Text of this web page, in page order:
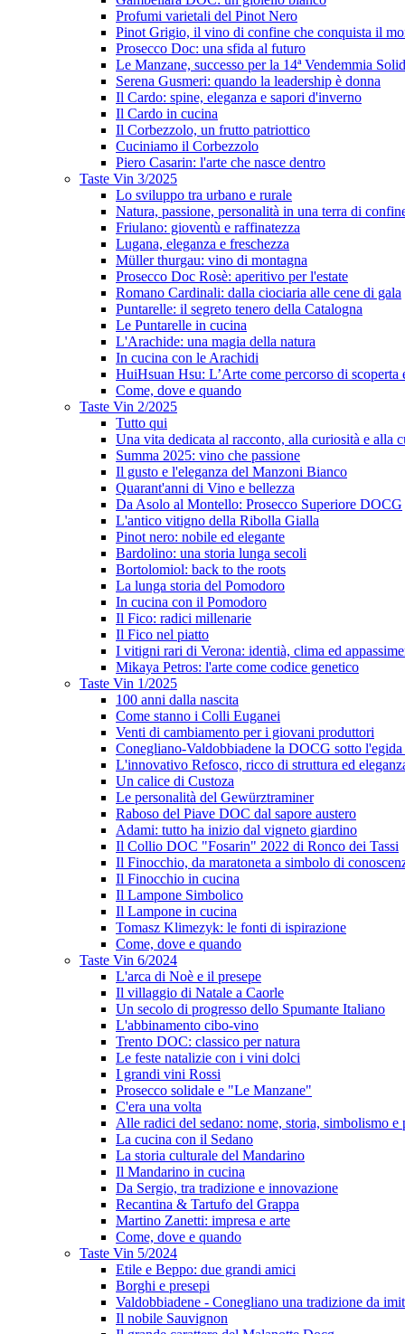
Profumi varietali del Pinot Nero
Pinot Grigio, il vino di confine che conquista il
Prosecco Doc: una sfida al futuro
Le Manzane, successo per la 14ª Vendemmia
Serena Gusmeri: quando la leadership è donna
Il Cardo: spine, eleganza e sapori d'inverno
Il Cardo in cucina
Il Corbezzolo, un frutto patriottico
Cuciniamo il Corbezzolo
Piero Casarin: l'arte che nasce dentro
Taste Vin 3/2025
Lo sviluppo tra urbano e rurale
Natura, passione, personalità in una terra di
Friulano: gioventù e raffinatezza
Lugana, eleganza e freschezza
Müller thurgau: vino di montagna
Prosecco Doc Rosè: aperitivo per l'estate
Romano Cardinali: dalla ciociaria alle cene di gala
Puntarelle: il segreto tenero della Catalogna
Le Puntarelle in cucina
L'Arachide: una magia della natura
In cucina con le Arachidi
HuiHsuan Hsu: L’Arte come percorso di scoperta
Come, dove e quando
Taste Vin 2/2025
Tutto qui
Una vita dedicata al racconto, alla curiosità e alla
Summa 2025: vino che passione
Il gusto e l'eleganza del Manzoni Bianco
Quarant'anni di Vino e bellezza
Da Asolo al Montello: Prosecco Superiore DOCG
L'antico vitigno della Ribolla Gialla
Pinot nero: nobile ed elegante
Bardolino: una storia lunga secoli
Bortolomiol: back to the roots
La lunga storia del Pomodoro
In cucina con il Pomodoro
Il Fico: radici millenarie
Il Fico nel piatto
I vitigni rari di Verona: identià, clima ed
Mikaya Petros: l'arte come codice genetico
Taste Vin 1/2025
100 anni dalla nascita
Come stanno i Colli Euganei
Venti di cambiamento per i giovani produttori
Conegliano-Valdobbiadene la DOCG sotto
L'innovativo Refosco, ricco di struttura ed
Un calice di Custoza
Le personalità del Gewürztraminer
Raboso del Piave DOC dal sapore austero
Adami: tutto ha inizio dal vigneto giardino
Il Collio DOC "Fosarin" 2022 di Ronco dei Tassi
Il Finocchio, da maratoneta a simbolo di
Il Finocchio in cucina
Il Lampone Simbolico
Il Lampone in cucina
Tomasz Klimezyk: le fonti di ispirazione
Come, dove e quando
Taste Vin 6/2024
L'arca di Noè e il presepe
Il villaggio di Natale a Caorle
Un secolo di progresso dello Spumante Italiano
L'abbinamento cibo-vino
Trento DOC: classico per natura
Le feste natalizie con i vini dolci
I grandi vini Rossi
Prosecco solidale e "Le Manzane"
C'era una volta
Alle radici del sedano: nome, storia, simbolismo e
La cucina con il Sedano
La storia culturale del Mandarino
Il Mandarino in cucina
Da Sergio, tra tradizione e innovazione
Recantina & Tartufo del Grappa
Martino Zanetti: impresa e arte
Come, dove e quando
Taste Vin 5/2024
Etile e Beppo: due grandi amici
Borghi e presepi
Valdobbiadene - Conegliano una tradizione da
Il nobile Sauvignon